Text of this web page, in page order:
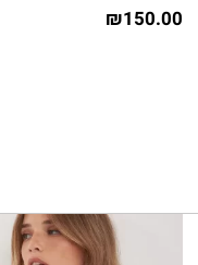
₪150.00